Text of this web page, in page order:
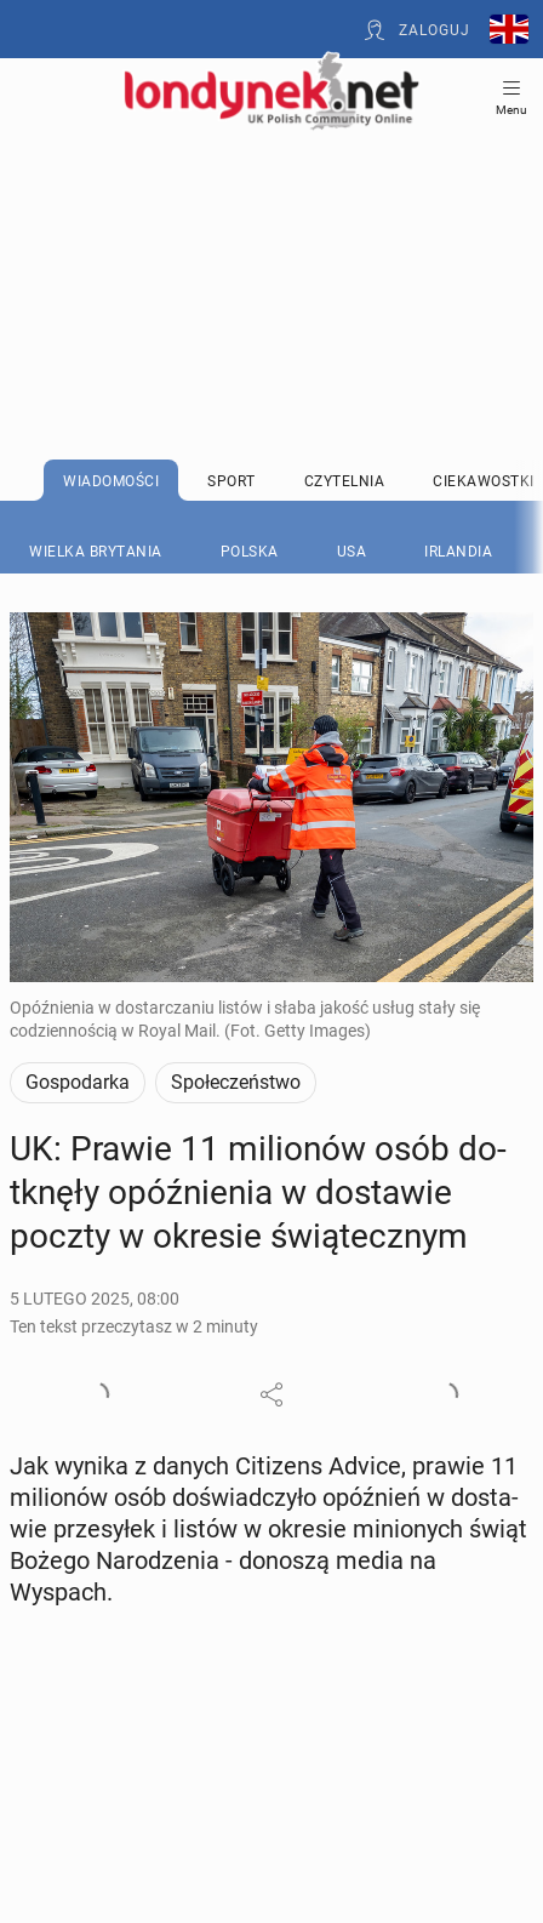
ZALOGUJ
Menu
WIADOMOŚCI SPORT CZYTELNIA CIEKAWOSTKI
WIELKA BRYTANIA POLSKA USA IRLANDIA
Opóźnienia w dostarczaniu listów i słaba jakość usług stały się
codziennością w Royal Mail. (Fot. Getty Images)
Gospodarka Społeczeństwo
UK: Prawie 11 mi­lio­nów osób do­
tknę­ły opóź­nie­nia w do­sta­wie
poczty w okresie świą­tecz­nym
5 LUTEGO 2025, 08:00
Ten tekst przeczytasz w 2 minuty
Jak wynika z danych Ci­ti­zens Advice, prawie 11
mi­lio­nów osób do­świad­czy­ło opóź­nień w do­sta­
wie prze­sy­łek i listów w okresie mi­nio­nych świąt
Bożego Na­ro­dze­nia - donoszą media na
Wyspach.